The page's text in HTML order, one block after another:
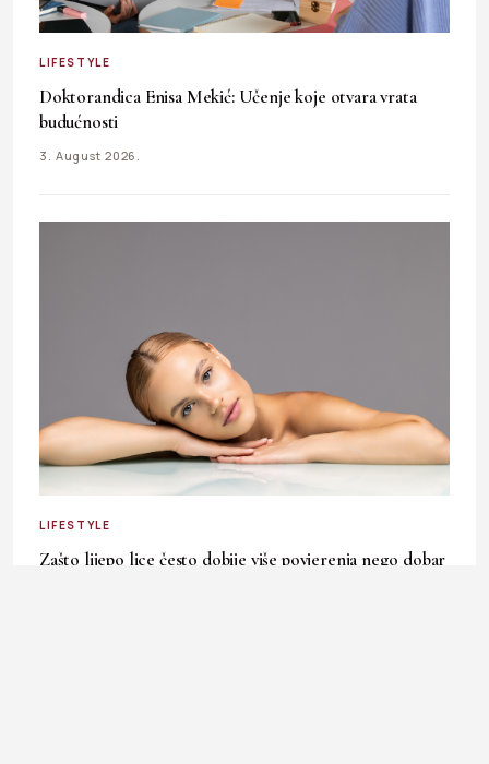
LIFESTYLE
Doktorandica Enisa Mekić: Učenje koje otvara vrata
budućnosti
3. August 2026.
LIFESTYLE
Zašto lijepo lice često dobije više povjerenja nego dobar